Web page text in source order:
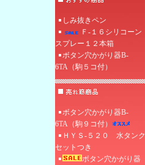
しみ抜きペン
Ｆ‐１６シリコーン
スプレー１２本箱
ボタン穴かがり器B-
6TA（駒５コ付）
ボタン穴かがり器B-
6TA（駒９コ付）
ＨＹＳ-５２０ 水タンク
セットつき
ボタン穴かがり器